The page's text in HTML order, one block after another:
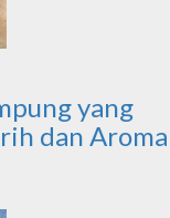
yang
dan Aroma